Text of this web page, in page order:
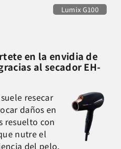
Lumix G100
en la envidia de
al secador EH-
resecar
daños en
resuelto con
nutre el
del pelo,